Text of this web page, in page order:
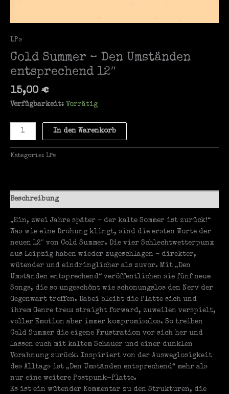
LPs
Cold Summer – Den Umständen
entsprechend 12″
15,00 €
Verfügbarkeit: Vorrätig
Cold
Summer
-
12"
In den Warenkorb
Kategorie: LPs
Beschreibung
„Ein, zwei Jahre später – der kalte Sommer ist zurück!“
Was wie eine Drohung klingt, sind die ersten Worte der
neuen 12″ von Cold Summer. Die vier Schlechtwetterpunx
aus Leipzig haben wieder zugeschlagen – direkter,
wütender und eindringlicher als zuvor. Mit „Den
Umständen entsprechend“ veröffentlichen sie fünf neue
Songs, die so ungeschönt wie schonungslos den Nerv der
Gegenwart treffen. Dabei bleibt die Platte sich und
ihrem Genre treu: straight forward, zuweilen verspielt,
voller Emotion aber immer kompromisslos. So treiben
Cold Summer die eigene Frustration vor sich her und
lassen euch mit kaltem Schauer und einer dunklen
Vorahnung zurück. Inspiriert von der Ausweglosigkeit
des Alltags ist „Den Umständen entsprechend“ mehr als
nur eine weitere Postpunk-Platte.
Es ist ein wütender Kommentar zu den Strukturen, die